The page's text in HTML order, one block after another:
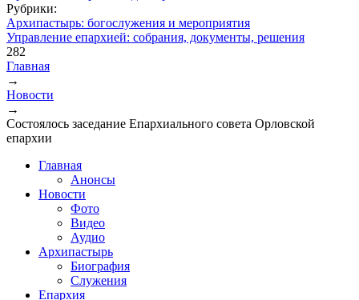
Рубрики:
Архипастырь: богослужения и мероприятия
Управление епархией: собрания, документы, решения
282
Вы здесь
Главная
→
Новости
→
Состоялось заседание Епархиального совета Орловской
епархии
Главная
Анонсы
Новости
Фото
Видео
Аудио
Архипастырь
Биография
Служения
Епархия